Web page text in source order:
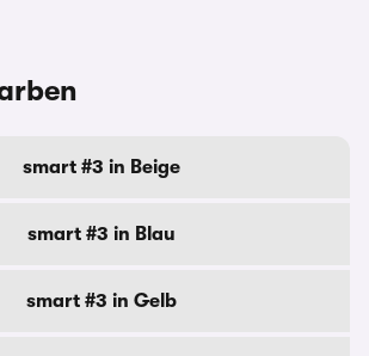
smart #3 in Beige
smart #3 in Blau
smart #3 in Gelb